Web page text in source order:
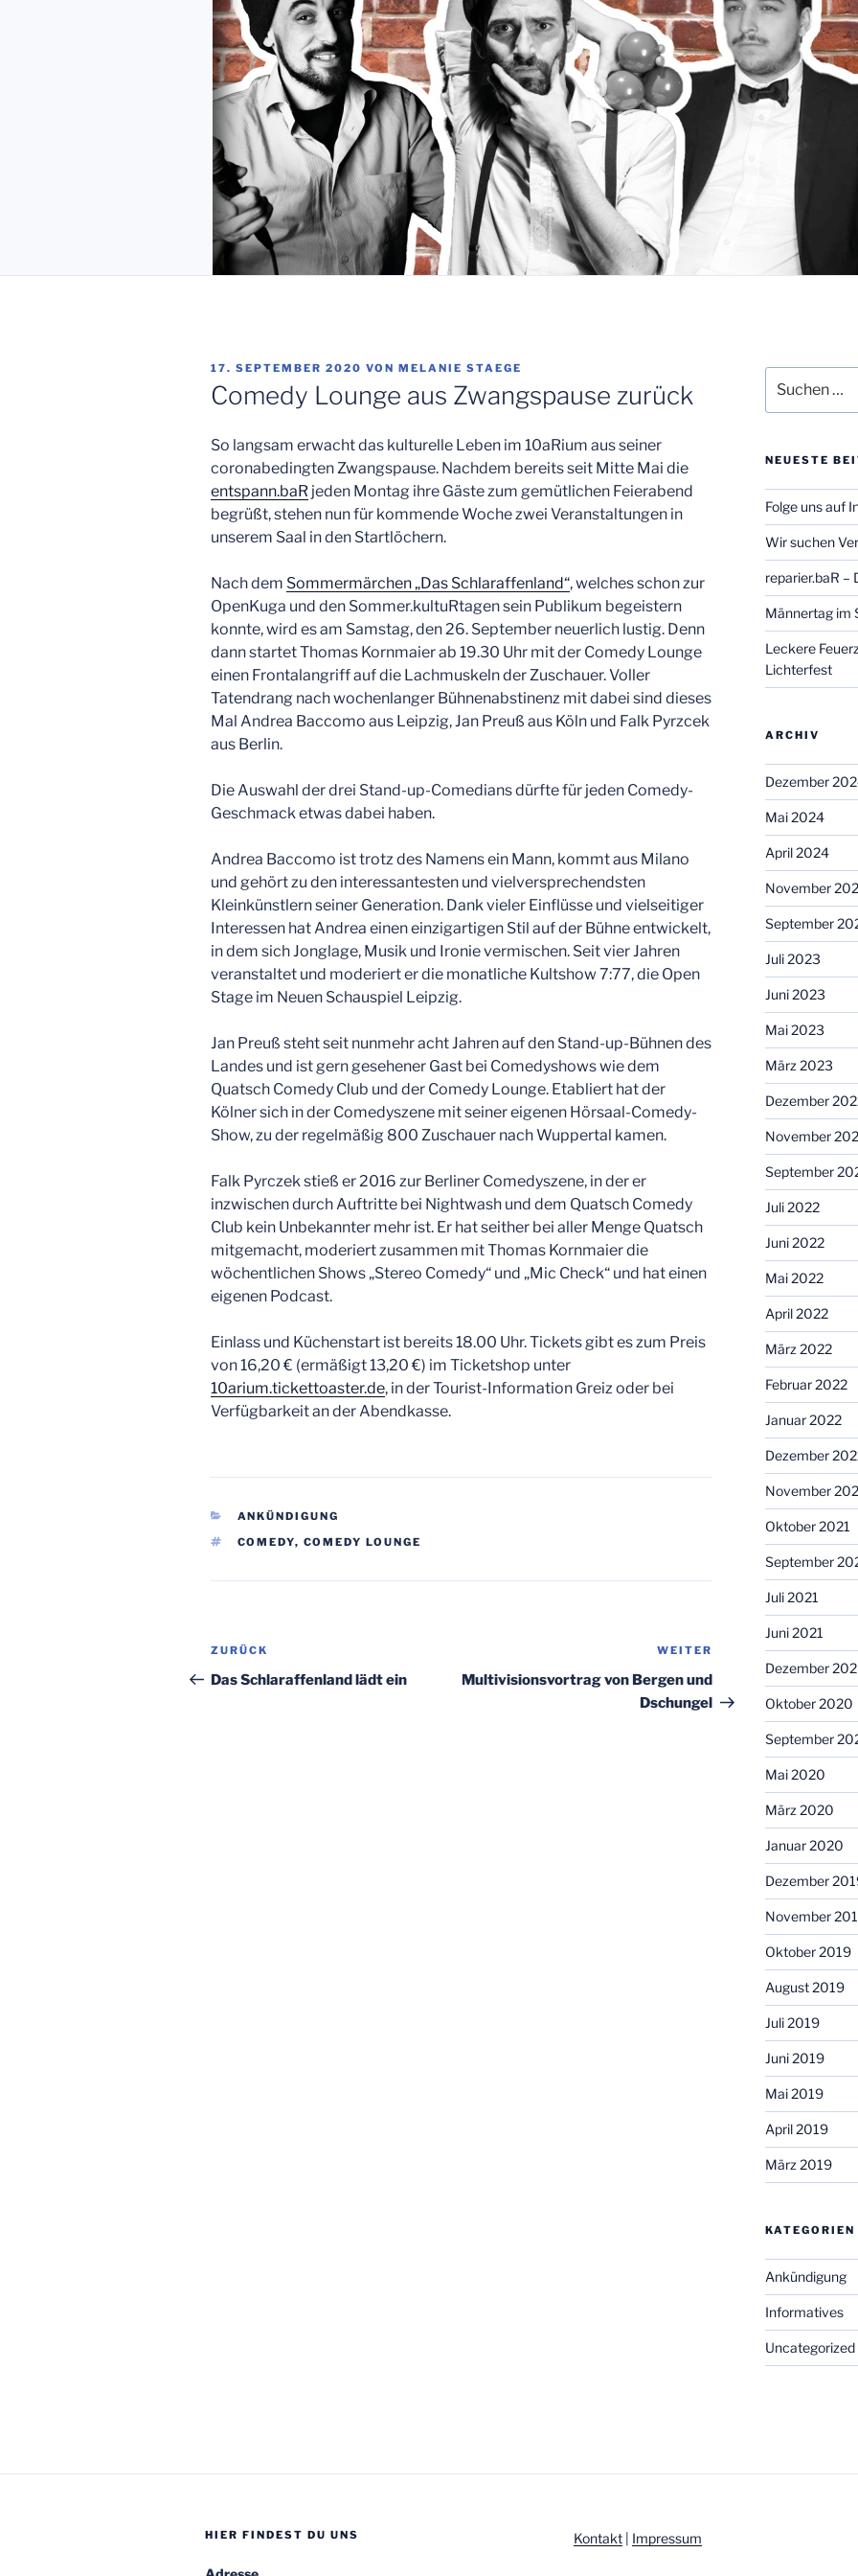
VERÖFFENTLICHT
AM
17. SEPTEMBER 2020 VON MELANIE STAEGE
Comedy Lounge aus Zwangspause zurück
So langsam erwacht das kulturelle Leben im 10aRium aus seiner
coronabedingten Zwangspause. Nachdem bereits seit Mitte Mai die
entspann.baR jeden Montag ihre Gäste zum gemütlichen Feierabend
begrüßt, stehen nun für kommende Woche zwei Veranstaltungen in
unserem Saal in den Startlöchern.
Nach dem Sommermärchen „Das Schlaraffenland“, welches schon zur
OpenKuga und den Sommer.kultuRtagen sein Publikum begeistern
konnte, wird es am Samstag, den 26. September neuerlich lustig. Denn
dann startet Thomas Kornmaier ab 19.30 Uhr mit der Comedy Lounge
einen Frontalangriff auf die Lachmuskeln der Zuschauer. Voller
Tatendrang nach wochenlanger Bühnenabstinenz mit dabei sind dieses
Mal Andrea Baccomo aus Leipzig, Jan Preuß aus Köln und Falk Pyrzcek
aus Berlin.
Die Auswahl der drei Stand-up-Comedians dürfte für jeden Comedy-
Geschmack etwas dabei haben.
Andrea Baccomo ist trotz des Namens ein Mann, kommt aus Milano
und gehört zu den interessantesten und vielversprechendsten
Kleinkünstlern seiner Generation. Dank vieler Einflüsse und vielseitiger
Interessen hat Andrea einen einzigartigen Stil auf der Bühne entwickelt,
in dem sich Jonglage, Musik und Ironie vermischen. Seit vier Jahren
veranstaltet und moderiert er die monatliche Kultshow 7:77, die Open
Stage im Neuen Schauspiel Leipzig.
Jan Preuß steht seit nunmehr acht Jahren auf den Stand-up-Bühnen des
Landes und ist gern gesehener Gast bei Comedyshows wie dem
Quatsch Comedy Club und der Comedy Lounge. Etabliert hat der
Kölner sich in der Comedyszene mit seiner eigenen Hörsaal-Comedy-
Show, zu der regelmäßig 800 Zuschauer nach Wuppertal kamen.
Falk Pyrczek stieß er 2016 zur Berliner Comedyszene, in der er
inzwischen durch Auftritte bei Nightwash und dem Quatsch Comedy
Club kein Unbekannter mehr ist. Er hat seither bei aller Menge Quatsch
mitgemacht, moderiert zusammen mit Thomas Kornmaier die
wöchentlichen Shows „Stereo Comedy“ und „Mic Check“ und hat einen
eigenen Podcast.
Einlass und Küchenstart ist bereits 18.00 Uhr. Tickets gibt es zum Preis
von 16,20 € (ermäßigt 13,20 €) im Ticketshop unter
10arium.tickettoaster.de, in der Tourist-Information Greiz oder bei
Verfügbarkeit an der Abendkasse.
KATEGORIEN
ANKÜNDIGUNG
SCHLAGWÖRTER
COMEDY, COMEDY LOUNGE
Beitragsnavigation
Vorheriger
Beitrag
ZURÜCK
Das Schlaraffenland lädt ein
Nächster
Beitrag
WEITER
Multivisionsvortrag von Bergen und
Dschungel
nach:
NEUESTE
Folge uns auf
Wir suchen
reparier.baR –
Männertag im
Leckere
Lichterfest
ARCHIV
Dezember
Mai 2024
April 2024
November
September
Juli 2023
Juni 2023
Mai 2023
März 2023
Dezember
November
September
Juli 2022
Juni 2022
Mai 2022
April 2022
März 2022
Februar 2022
Januar 2022
Dezember
November
Oktober 2021
September
Juli 2021
Juni 2021
Dezember
Oktober 2020
September
Mai 2020
März 2020
Januar 2020
Dezember
November
Oktober 2019
August 2019
Juli 2019
Juni 2019
Mai 2019
April 2019
März 2019
KATEGORIEN
Ankündigung
Informatives
Uncategorized
HIER FINDEST DU UNS Kontakt| Impressum